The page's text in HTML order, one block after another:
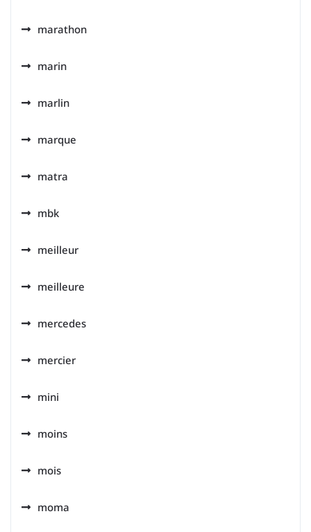
marathon
marin
marlin
marque
matra
mbk
meilleur
meilleure
mercedes
mercier
mini
moins
mois
moma